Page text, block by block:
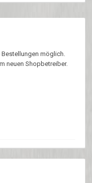
möglich.
neuen Shopbetreiber.